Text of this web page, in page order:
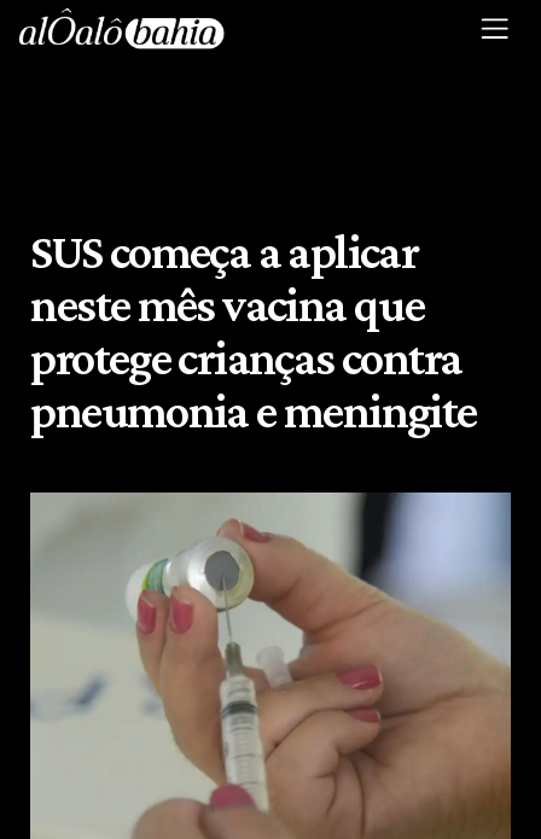
SUS começa a aplicar
neste mês vacina que
protege crianças contra
pneumonia e meningite